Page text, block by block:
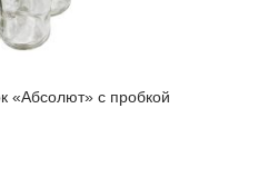
«Абсолют» с пробкой